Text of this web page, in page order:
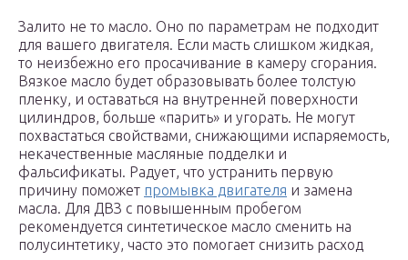
Залито не то масло. Оно по параметрам не подходит
для вашего двигателя. Если масть слишком жидкая,
то неизбежно его просачивание в камеру сгорания.
Вязкое масло будет образовывать более толстую
пленку, и оставаться на внутренней поверхности
цилиндров, больше «парить» и угорать. Не могут
похвастаться свойствами, снижающими испаряемость,
некачественные масляные подделки и
фальсификаты. Радует, что устранить первую
причину поможет промывка двигателя и замена
масла. Для ДВЗ с повышенным пробегом
рекомендуется синтетическое масло сменить на
полусинтетику, часто это помогает снизить расход